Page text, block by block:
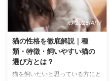
2025/4/17
猫の性格を徹底解説｜種
類・特徴・飼いやすい猫の
選び方とは？
猫を飼いたいと思っている方にと